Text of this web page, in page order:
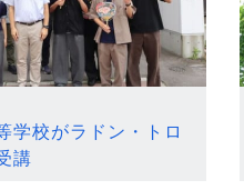
学校がラドン・トロ
講